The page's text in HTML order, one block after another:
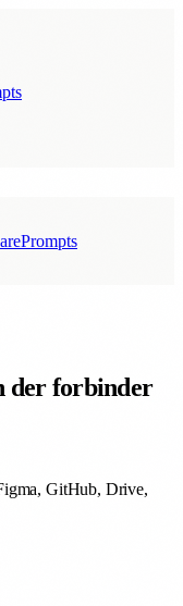
Prompts
der forbinder
GitHub, Drive,